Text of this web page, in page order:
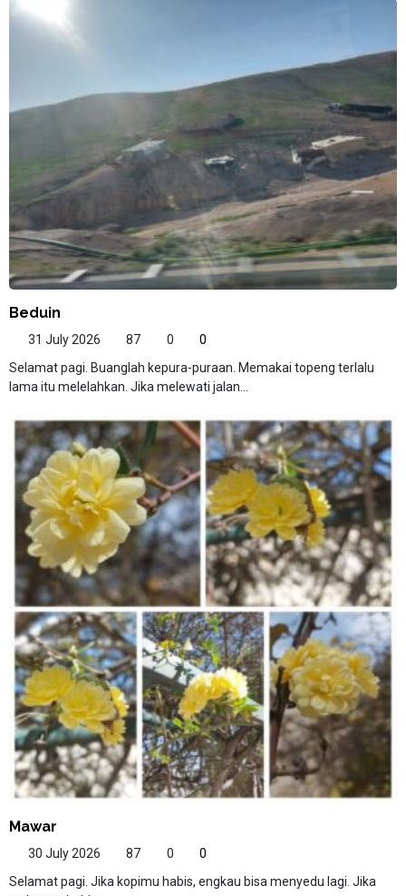
Beduin
31 July 2026 87 0
0
Selamat pagi. Buanglah kepura-puraan. Memakai topeng terlalu
lama itu melelahkan. Jika melewati jalan...
Mawar
30 July 2026 87 0
0
Selamat pagi. Jika kopimu habis, engkau bisa menyedu lagi. Jika